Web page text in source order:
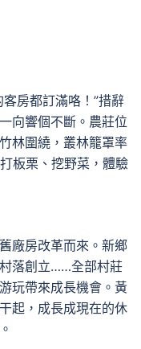
房都訂滿咯！”措辭
向響個不斷。農莊位
林圍繞，叢林籠罩率
板栗、挖野菜，體驗
房改革而來。新鄉
落創立……全部村莊
玩帶來成長機會。黃
起，成長成現在的休